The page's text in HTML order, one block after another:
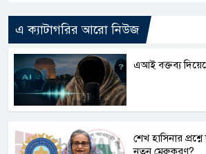
এ ক্যাটাগরির আরো নিউজ
এআই বক্তব্য
শেখ হাসিনার প্রশ্নে